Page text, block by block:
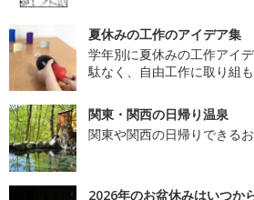
夏休みの工作のアイデア集
学年別に夏休みの工作アイ
駄なく、自由工作に取り組も
関東・関西の日帰り温泉
関東や関西の日帰りできる
2026年のお盆休みはいつか